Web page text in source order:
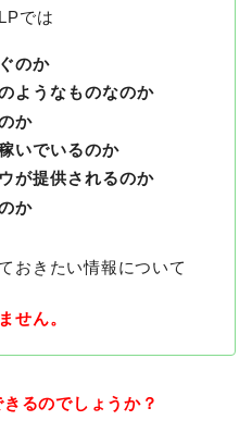
では
のか
ようなものなのか
か
いでいるのか
が提供されるのか
か
おきたい情報について
せん。
るのでしょうか？